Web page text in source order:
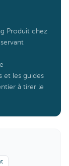
Produit chez
et les guides
à tirer le